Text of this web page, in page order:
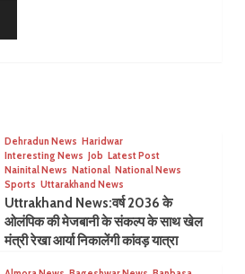
Dehradun News Haridwar
Interesting News Job Latest Post
Nainital News National National News
Sports Uttarakhand News
Uttrakhand News:वर्ष 2036 के
ओलंपिक की मेजबानी के संकल्प के साथ खेल
मंत्री रेखा आर्या निकालेंगी कांवड़ यात्रा